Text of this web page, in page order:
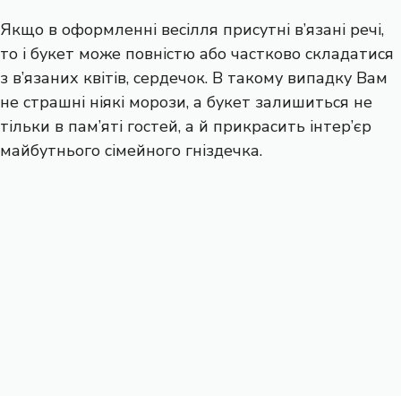
Якщо в оформленні весілля присутні в’язані речі,
то і букет може повністю або частково складатися
з в’язаних квітів, сердечок. В такому випадку Вам
не страшні ніякі морози, а букет залишиться не
тільки в пам’яті гостей, а й прикрасить інтер’єр
майбутнього сімейного гніздечка.